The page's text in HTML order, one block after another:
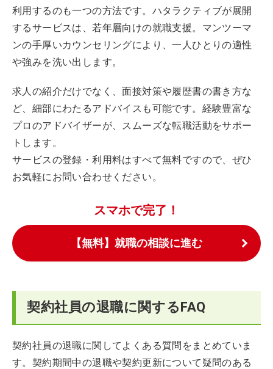
利用するのも一つの方法です。ハタラクティブが展開
するサービスは、若年層向けの就職支援。マンツーマ
ンの手厚いカウンセリングにより、一人ひとりの適性
や強みを洗い出します。
求人の紹介だけでなく、面接対策や履歴書の書き方な
ど、細部にわたるアドバイスも可能です。経験豊富な
プロのアドバイザーが、スムーズな転職活動をサポー
トします。
サービスの登録・利用料はすべて無料ですので、ぜひ
お気軽にお問い合わせください。
スマホで完了！
【無料】就職の相談に進む
契約社員の退職に関するFAQ
契約社員の退職に関してよくある質問をまとめていま
す。契約期間中の退職や契約更新について疑問のある